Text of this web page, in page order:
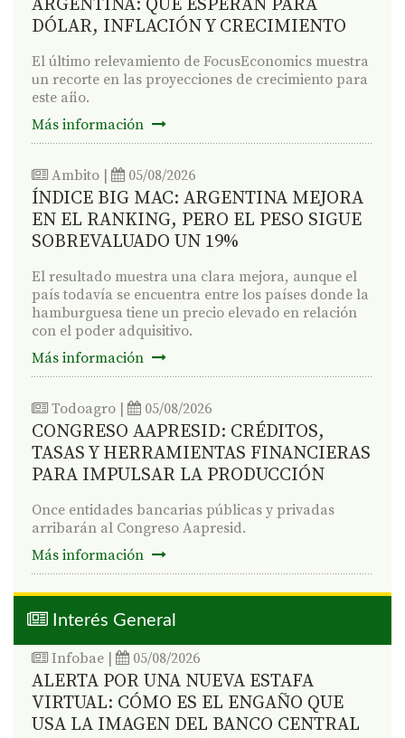
ARGENTINA: QUÉ ESPERAN PARA
DÓLAR, INFLACIÓN Y CRECIMIENTO
El último relevamiento de FocusEconomics muestra
un recorte en las proyecciones de crecimiento para
este año.
Más información
Ambito 05/08/2026
ÍNDICE BIG MAC: ARGENTINA MEJORA
EN EL RANKING, PERO EL PESO SIGUE
SOBREVALUADO UN 19%
El resultado muestra una clara mejora, aunque el
país todavía se encuentra entre los países donde la
hamburguesa tiene un precio elevado en relación
con el poder adquisitivo.
Más información
Todoagro 05/08/2026
CONGRESO AAPRESID: CRÉDITOS,
TASAS Y HERRAMIENTAS FINANCIERAS
PARA IMPULSAR LA PRODUCCIÓN
Once entidades bancarias públicas y privadas
arribarán al Congreso Aapresid.
Más información
Interés General
Infobae 05/08/2026
ALERTA POR UNA NUEVA ESTAFA
VIRTUAL: CÓMO ES EL ENGAÑO QUE
USA LA IMAGEN DEL BANCO CENTRAL